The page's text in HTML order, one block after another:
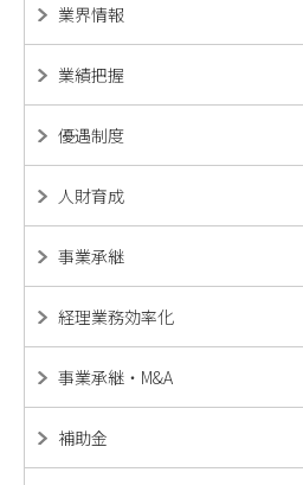
業界情報
業績把握
優遇制度
人財育成
事業承継
経理業務効率化
事業承継・M&A
補助金